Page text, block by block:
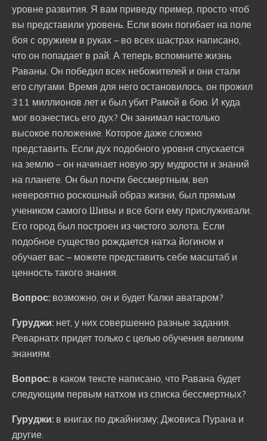
уровне развития. Я вам приведу пример, просто чтоб
вы представили уровень. Если воин погибает на поле
боя с оружием в руках – во всех шастрах написано,
что он попадает в рай. А теперь вспомните жизнь
Раваны. Он победил всех небожителей и они стали
его слугами. Время для него остановилось, он прожил
311 миллионов лет и был убит Рамой в бою. И куда
мог вознестись его дух? Он занимал настолько
высокое положение. Которое даже сложно
представить. Если дух подобного уровня спускается
на землю – он начинает новую эру мудрости и знаний
на планете. Он был почти бессмертным, вел
невероятно роскошный образ жизни, был прямым
учеником самого Шивы и все боги ему прислуживали.
Его город был построен из чистого золота. Если
подобное существо рождается натха йогином и
обучает вас – можете представить себе масштаб и
ценность такого знания.
Вопрос: возможно, он и будет Калки аватаром?
Гуруджи: нет, у них совершенно разные задания.
Реварнатх придет только с целью обучения великим
знаниям.
Вопрос: в каком тексте написано, что Равана будет
следующим первым натхом из списка бессмертных?
Гуруджи: в книгах по джайнизму; Джовиса Пурана и
другие.